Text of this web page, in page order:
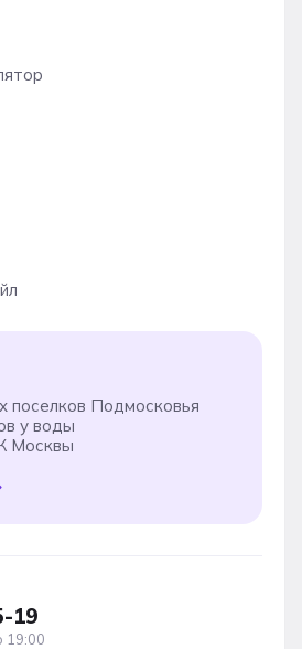
поселков Подмосковья
у воды
Москвы
19
19:00